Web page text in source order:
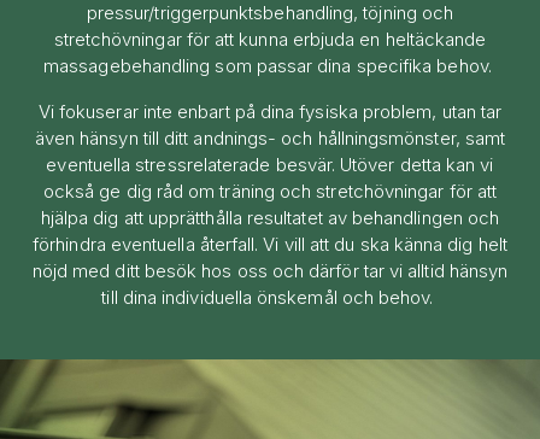
pressur/triggerpunktsbehandling, töjning och
stretchövningar för att kunna erbjuda en heltäckande
massagebehandling som passar dina specifika behov.
Vi fokuserar inte enbart på dina fysiska problem, utan tar
även hänsyn till ditt andnings- och hållningsmönster, samt
eventuella stressrelaterade besvär. Utöver detta kan vi
också ge dig råd om träning och stretchövningar för att
hjälpa dig att upprätthålla resultatet av behandlingen och
förhindra eventuella återfall. Vi vill att du ska känna dig helt
nöjd med ditt besök hos oss och därför tar vi alltid hänsyn
till dina individuella önskemål och behov.